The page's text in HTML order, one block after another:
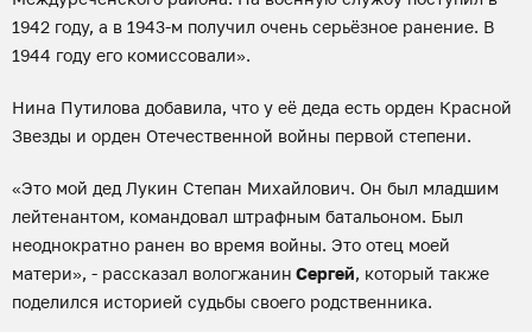
1942 году, а в 1943-м получил очень серьёзное ранение. В
1944 году его комиссовали».
Нина Путилова добавила, что у её деда есть орден Красной
Звезды и орден Отечественной войны первой степени.
«Это мой дед Лукин Степан Михайлович. Он был младшим
лейтенантом, командовал штрафным батальоном. Был
неоднократно ранен во время войны. Это отец моей
матери», - рассказал вологжанин Сергей, который также
поделился историей судьбы своего родственника.